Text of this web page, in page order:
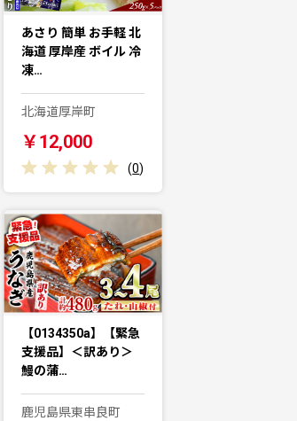
あさり 簡単 お手軽 北
海道 厚岸産 ボイル 冷
凍…
北海道厚岸町
￥12,000
(0)
【0134350a】【緊急
支援品】＜訳あり＞
鰻の蒲…
鹿児島県東串良町